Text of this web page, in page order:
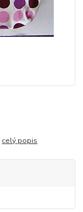
celý popis